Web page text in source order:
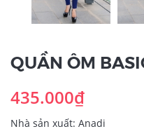
QUẦN ÔM
435.000₫
Nhà sản xuất: Anadi